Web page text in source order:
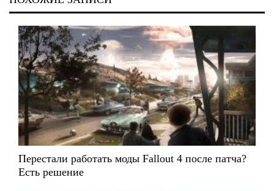
Перестали работать моды Fallout 4 после патча?
Есть решение